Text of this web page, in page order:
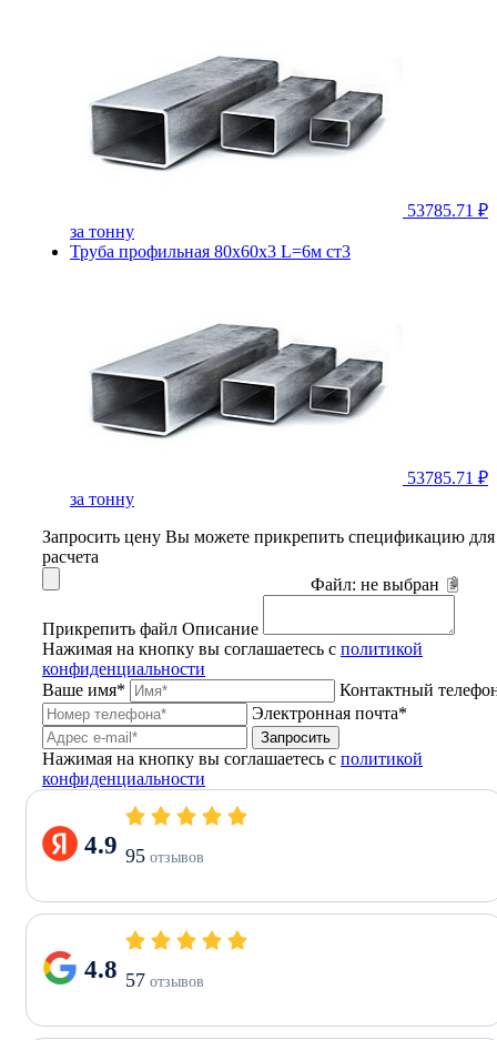
53785.71 ₽
за тонну
Труба профильная 80х60х3 L=6м ст3
53785.71 ₽
за тонну
Запросить цену Вы можете прикрепить спецификацию для
расчета
Файл: не выбран
Прикрепить файл Описание
Нажимая на кнопку вы соглашаетесь с политикой
конфиденциальности
Ваше имя*
Контактный
Электронная почта*
Запросить
Нажимая на кнопку вы соглашаетесь с политикой
конфиденциальности
4.9 95 отзывов
4.8 57 отзывов